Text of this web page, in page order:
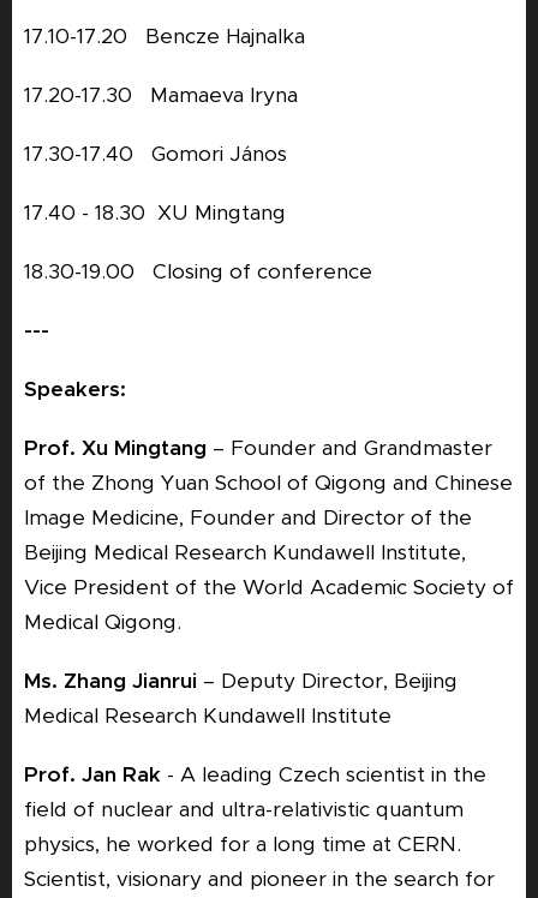
17.10-17.20 Bencze Hajnalka
17.20-17.30 Mamaeva Iryna
17.30-17.40 Gomori János
17.40 - 18.30 XU Mingtang
18.30-19.00 Closing of conference
---
Speakers:
Prof. Xu Mingtang – Founder and Grandmaster
of the Zhong Yuan School of Qigong and Chinese
Image Medicine, Founder and Director of the
Beijing Medical Research Kundawell Institute,
Vice President of the World Academic Society of
Medical Qigong.
Ms. Zhang Jianrui – Deputy Director, Beijing
Medical Research Kundawell Institute
Prof. Jan Rak - A leading Czech scientist in the
field of nuclear and ultra-relativistic quantum
physics, he worked for a long time at CERN.
Scientist, visionary and pioneer in the search for